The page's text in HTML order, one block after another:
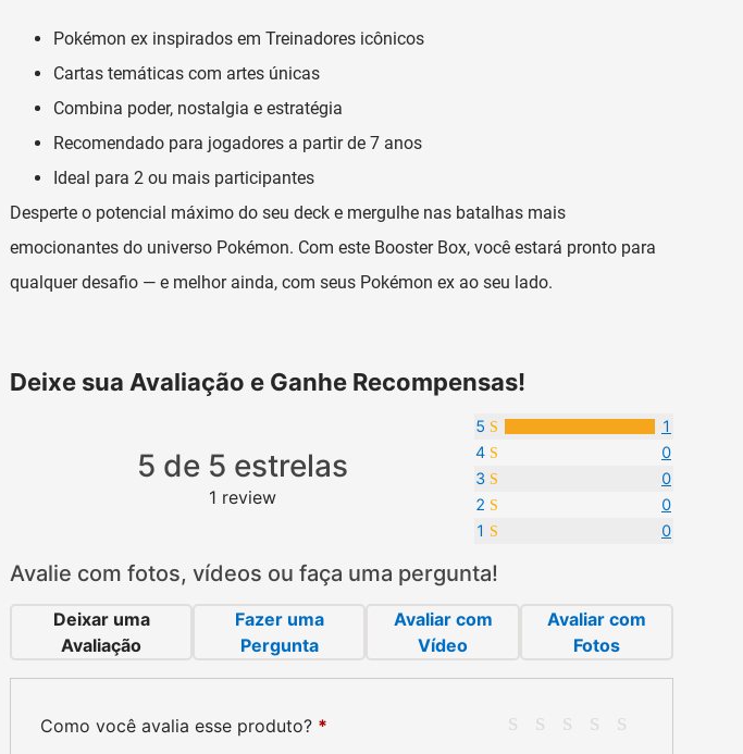
Pokémon ex inspirados em Treinadores icônicos
Cartas temáticas com artes únicas
Combina poder, nostalgia e estratégia
Recomendado para jogadores a partir de 7 anos
Ideal para 2 ou mais participantes
Desperte o potencial máximo do seu deck e mergulhe nas batalhas mais
emocionantes do universo Pokémon. Com este Booster Box, você estará pronto para
qualquer desafio — e melhor ainda, com seus Pokémon ex ao seu lado.
Deixe sua Avaliação e Ganhe Recompensas!
5 de 5 estrelas
1 review
5
1
4
0
3
0
2
0
1
0
Avalie com fotos, vídeos ou faça uma pergunta!
Deixar uma
Avaliação
Fazer uma
Pergunta
Avaliar com
Vídeo
Avaliar com
Fotos
Como você avalia esse produto? *